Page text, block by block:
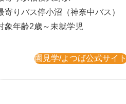
最寄り駅
相模大野駅
最寄りバス停
小沼（神奈中バス）
園見学/よつば公式サイト